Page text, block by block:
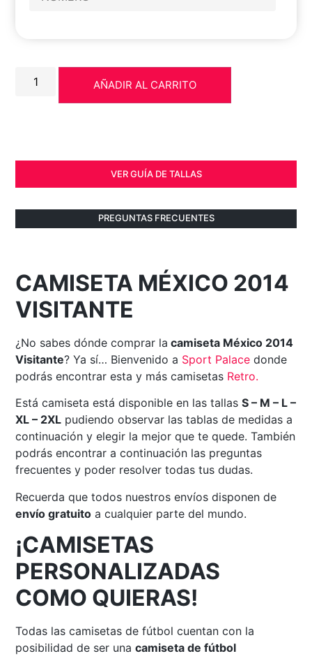
AÑADIR AL CARRITO
VER GUÍA DE TALLAS
PREGUNTAS FRECUENTES
CAMISETA MÉXICO 2014
VISITANTE
¿No sabes dónde comprar la camiseta México 2014
Visitante? Ya sí… Bienvenido a Sport Palace donde
podrás encontrar esta y más camisetas Retro.
Está camiseta está disponible en las tallasS – M – L –
XL – 2XL pudiendo observar las tablas de medidas a
continuación y elegir la mejor que te quede. También
podrás encontrar a continuación las preguntas
frecuentes y poder resolver todas tus dudas.
Recuerda que todos nuestros envíos disponen de
envío gratuito a cualquier parte del mundo.
¡CAMISETAS
PERSONALIZADAS
COMO QUIERAS!
Todas las camisetas de fútbol cuentan con la
posibilidad de ser unacamiseta de fútbol